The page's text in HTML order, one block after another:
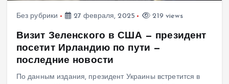
Без рубрики 27 февраля, 2025 219 views
Визит Зеленского в США — президент
посетит Ирландию по пути —
последние новости
По данным издания, президент Украины встретится в